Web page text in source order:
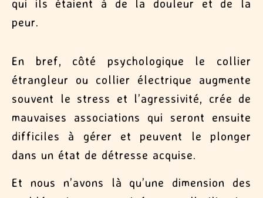
qui ils étaient à de la douleur et de la
peur.
En bref, côté psychologique le collier
étrangleur ou collier électrique augmente
souvent le stress et l’agressivité, crée de
mauvaises associations qui seront ensuite
difficiles à gérer et peuvent le plonger
dans un état de détresse acquise.
Et nous n’avons là qu’une dimension des